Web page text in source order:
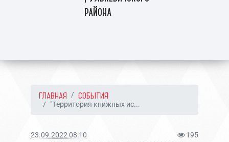
района
ГЛАВНАЯ СОБЫТИЯ
"Территория книжных ис...
23.09.2022 08:10 195